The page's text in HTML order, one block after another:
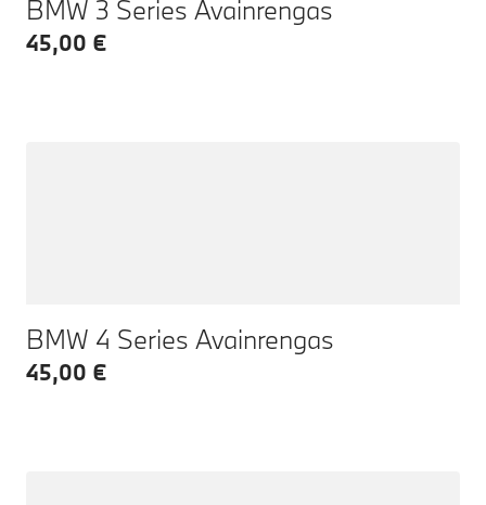
BMW 3 Series Avainrengas
45,00 €
BMW 4 Series Avainrengas
45,00 €